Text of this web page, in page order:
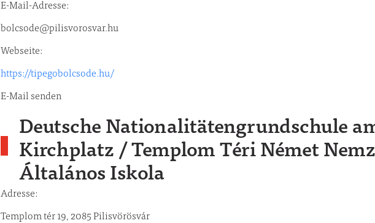
E-Mail-Adresse:
bolcsode@pilisvorosvar.hu
Webseite:
https://tipegobolcsode.hu/
E-Mail senden
Deutsche Nationalitätengrundschule
Kirchplatz / Templom Téri Német
Általános Iskola
Adresse:
Templom tér 19, 2085 Pilisvörösvár